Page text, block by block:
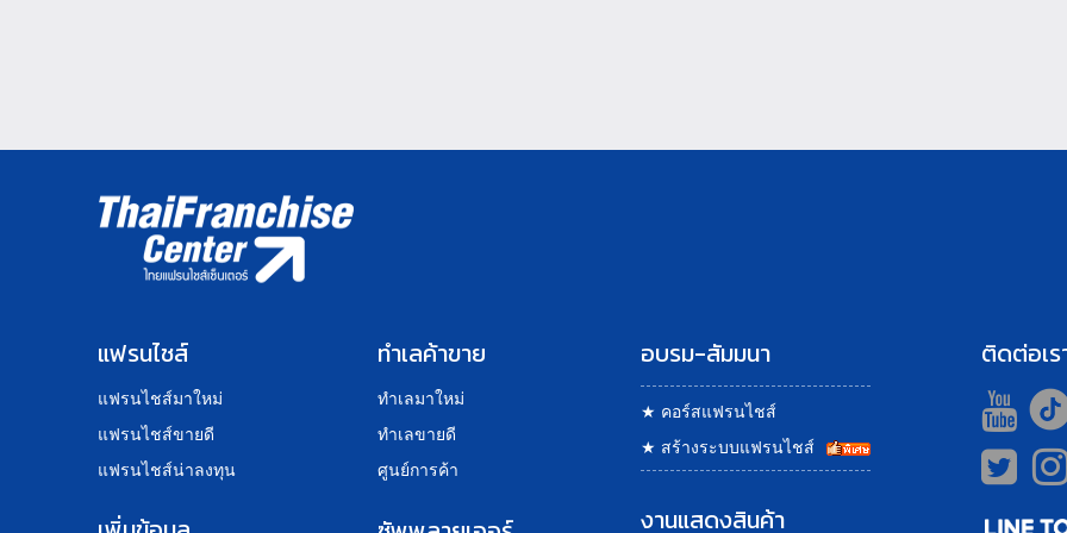
แฟรนไชส์
แฟรนไชส์มาใหม่
แฟรนไชส์ขายดี
แฟรนไชส์น่าลงทุน
ทำเลค้าขาย
ทำเลมาใหม่
ทำเลขายดี
ศูนย์การค้า
อบรม-สัมมนา
★ คอร์สแฟรนไชส์
★ สร้างระบบแฟรนไชส์
งานแสดงสินค้า
ติดต่อเร